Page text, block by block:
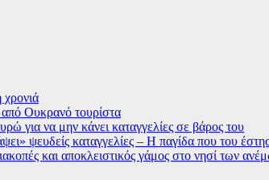
Ουκρανό τουρίστα
για να μην κάνει καταγγελίες σε βάρος του
ψευδείς καταγγελίες – Η παγίδα που του
και αποκλειστικός γάμος στο νησί των